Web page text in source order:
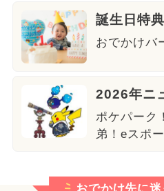
誕生日特
おでかけバ
2026年ニ
ポケパーク
弟！eスポー